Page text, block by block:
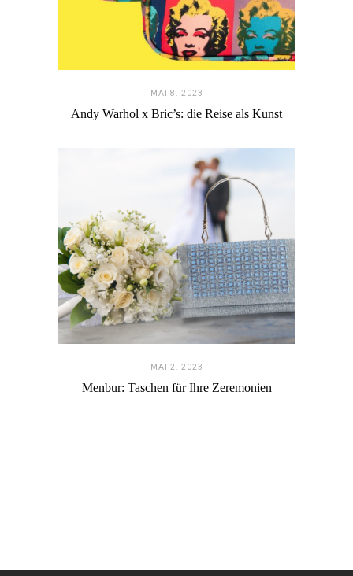
MAI 8. 2023
Andy Warhol x Bric’s: die Reise als Kunst
MAI 2. 2023
Menbur: Taschen für Ihre Zeremonien